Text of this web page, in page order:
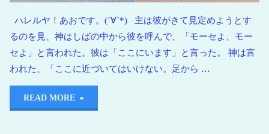
ハレルヤ！あおです。(´∀`*) 主は彼がきて見定めようとす
るのを見、神はしばの中から彼を呼んで、「モーセよ、モー
セよ」と言われた。彼は「ここにいます」と言った。 神は言
われた、「ここに近づいてはいけない。足から …
READ MORE